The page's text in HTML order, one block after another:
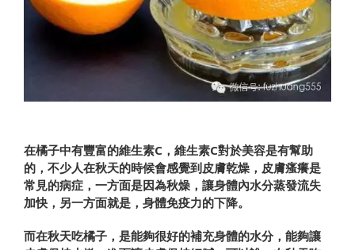
在橘子中有豐富的維生素C，維生素C對於美容是有幫助
的，不少人在秋天的時候會感覺到皮膚乾燥，皮膚瘙癢是
常見的病症，一方面是因為秋燥，讓身體內水分蒸發流失
加快，另一方面就是，身體免疫力的下降。
而在秋天吃橘子，是能夠很好的補充身體的水分，能夠讓